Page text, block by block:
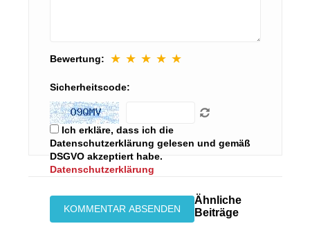
Bewertung: ★ ★ ★ ★ ★
Sicherheitscode:
Ich erkläre, dass ich die
Datenschutzerklärung gelesen und gemäß
DSGVO akzeptiert habe.
Datenschutzerklärung
Ähnliche
Beiträge